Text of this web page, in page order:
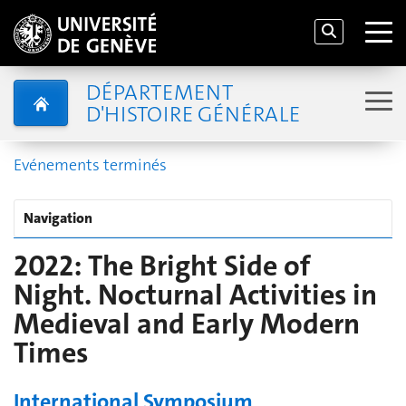
DÉPARTEMENT
D'HISTOIRE GÉNÉRALE
Evénements terminés
Navigation
2022: The Bright Side of
Night. Nocturnal Activities in
Medieval and Early Modern
Times